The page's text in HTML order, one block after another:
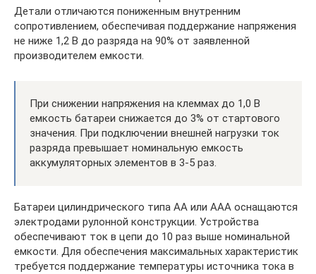
Детали отличаются пониженным внутренним
сопротивлением, обеспечивая поддержание напряжения
не ниже 1,2 В до разряда на 90% от заявленной
производителем емкости.
При снижении напряжения на клеммах до 1,0 В
емкость батареи снижается до 3% от стартового
значения. При подключении внешней нагрузки ток
разряда превышает номинальную емкость
аккумуляторных элементов в 3-5 раз.
Батареи цилиндрического типа АА или ААА оснащаются
электродами рулонной конструкции. Устройства
обеспечивают ток в цепи до 10 раз выше номинальной
емкости. Для обеспечения максимальных характеристик
требуется поддержание температуры источника тока в